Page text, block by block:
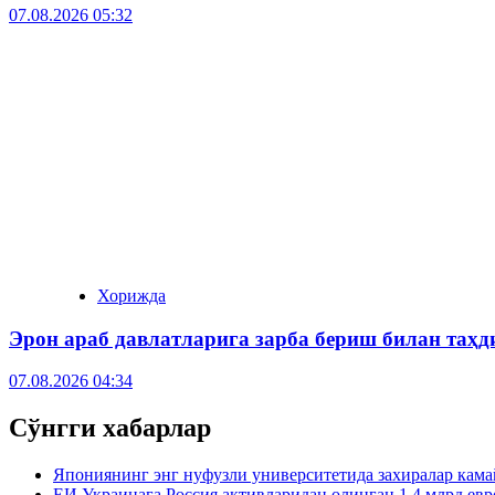
07.08.2026 05:32
Хорижда
Эрон араб давлатларига зарба бериш билан
07.08.2026 04:34
Сўнгги хабарлар
Япониянинг энг нуфузли университетида захиралар